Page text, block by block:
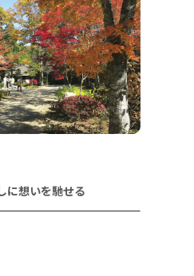
に想いを馳せる